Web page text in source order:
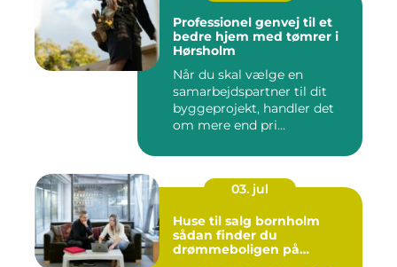
Professionel genvej til et
bedre hjem med tømrer i
Hørsholm
Når du skal vælge en
samarbejdspartner til dit
byggeprojekt, handler det
om mere end pri...
03. jul
Huse til salg bornholm
sådan finder du
drømmeboligen på